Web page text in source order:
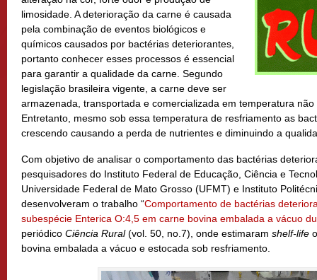
limosidade. A deterioração da carne é causada
pela combinação de eventos biológicos e
químicos causados por bactérias deteriorantes,
portanto conhecer esses processos é essencial
para garantir a qualidade da carne. Segundo
legislação brasileira vigente, a carne deve ser
armazenada, transportada e comercializada em temperatura
Entretanto, mesmo sob essa temperatura de resfriamento as
crescendo causando a perda de nutrientes e diminuindo a
Com objetivo de analisar o comportamento das bactérias
pesquisadores do Instituto Federal de Educação, Ciência e
Universidade Federal de Mato Grosso (UFMT) e Instituto
desenvolveram o trabalho “Comportamento de bactérias
subespécie Enterica O:4,5 em carne bovina embalada a vácuo
periódico Ciência Rural(vol. 50, no.7), onde estimaram shelf-life
bovina embalada a vácuo e estocada sob resfriamento.